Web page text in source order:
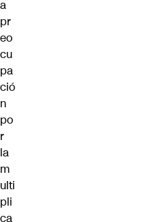
a
pr
eo
cu
pa
ció
n
po
r
la
m
ulti
pli
ca